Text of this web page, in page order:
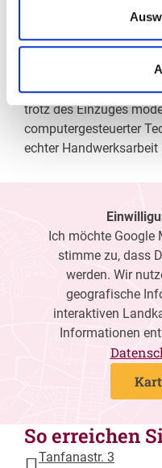
Wir verschaffen Ihnen
fertigen daraufhin die
individuell auf Ihre
an. Als
trotz des Einzuges
computergesteuerter
echter Handwerksarbeit
Ich möchte Google
stimme zu, dass
werden. Wir
geografische
interaktiven
Informationen
So erreichen
Tanfanastr. 3